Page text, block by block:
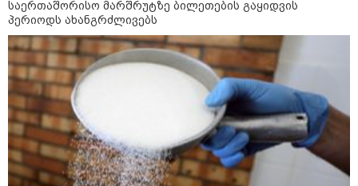
19:52 / 08-08-2026
მოსალოდნელია წვიმა" -
გარემოს ეროვნული სააგენტოს
გაფრთხილება: რომელ
რეგიონებში უნდა ველოდოთ
ელჭექს, სეტყვასა და ქარის
გაძლიერებას?
კატეგორიის ყველა სიახლე
საერთაშორისო მარშრუტზე ბილეთების გაყიდვის
პერიოდს ახანგრძლივებს